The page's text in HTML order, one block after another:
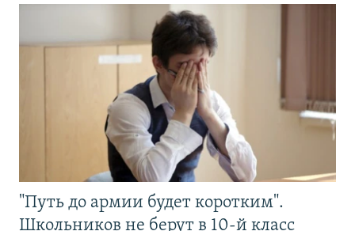
"Путь до армии будет коротким".
Школьников не берут в 10-й класс